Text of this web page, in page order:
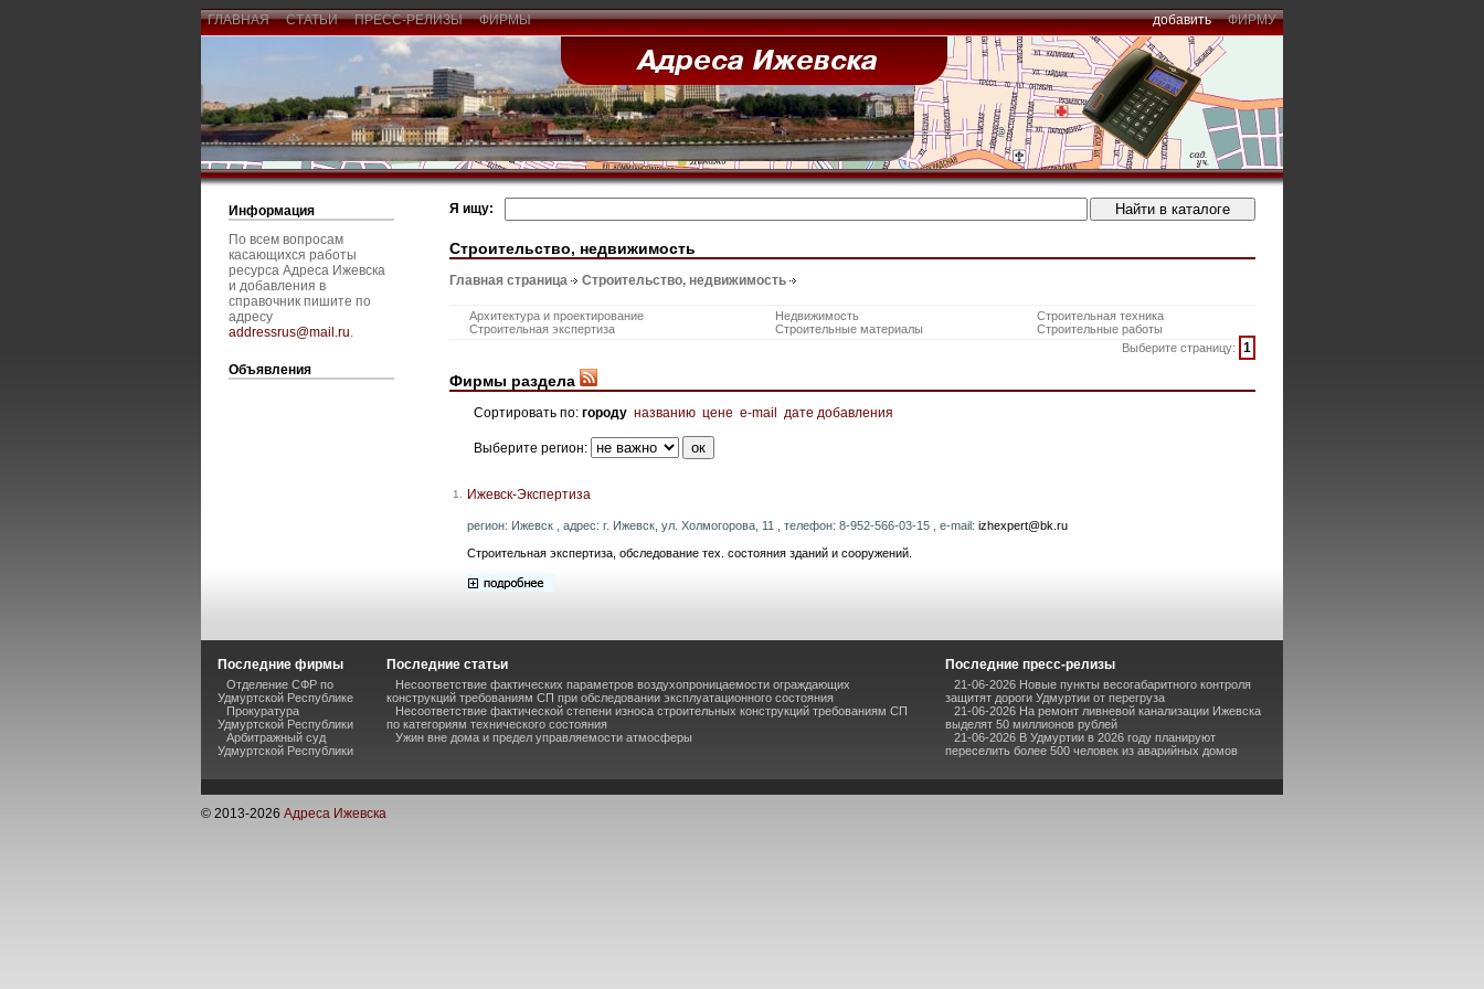
ГЛАВНАЯ СТАТЬИ ПРЕСС-РЕЛИЗЫ ФИРМЫ добавить ФИРМУ
Информация
По всем вопросам
касающихся работы
ресурса Адреса Ижевска
и добавления в
справочник пишите по
адресу
addressrus@mail.ru.
Объявления
Я ищу:
Строительство, недвижимость
Главная страница Строительство, недвижимость
Архитектура и проектирование Недвижимость
Строительная техника
Строительная экспертиза
Строительные материалы
Строительные работы
Выберите страницу:
1
Фирмы раздела
Сортировать по: городу названию цене e-mail дате добавления
Выберите регион:
1. Ижевск-Экспертиза
регион: Ижевск , адрес: г. Ижевск, ул. Холмогорова, 11 , телефон: 8-952-566-03-15 , e-mail: izhexpert@bk.ru
Строительная экспертиза, обследование тех. состояния зданий и сооружений.
Последние фирмы
Отделение СФР по
Удмуртской Республике
Прокуратура
Удмуртской Республики
Арбитражный суд
Удмуртской Республики
Последние статьи
Несоответствие фактических параметров воздухопроницаемости ограждающих
конструкций требованиям СП при обследовании эксплуатационного состояния
Несоответствие фактической степени износа строительных конструкций требованиям СП
по категориям технического состояния
Ужин вне дома и предел управляемости атмосферы
Последние пресс-релизы
21-06-2026 Новые пункты весогабаритного контроля
защитят дороги Удмуртии от перегруза
21-06-2026 На ремонт ливневой канализации Ижевска
выделят 50 миллионов рублей
21-06-2026 В Удмуртии в 2026 году планируют
переселить более 500 человек из аварийных домов
© 2013-2026 Адреса Ижевска